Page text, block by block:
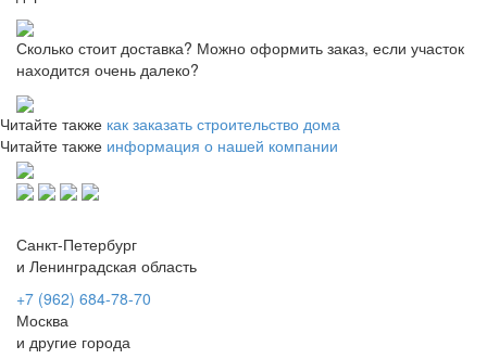
Сколько стоит доставка? Можно оформить заказ, если участок
находится очень далеко?
Читайте также как заказать строительство дома
Читайте также информация о нашей компании
Санкт-Петербург
и Ленинградская область
+7 (962) 684-78-70
Москва
и другие города